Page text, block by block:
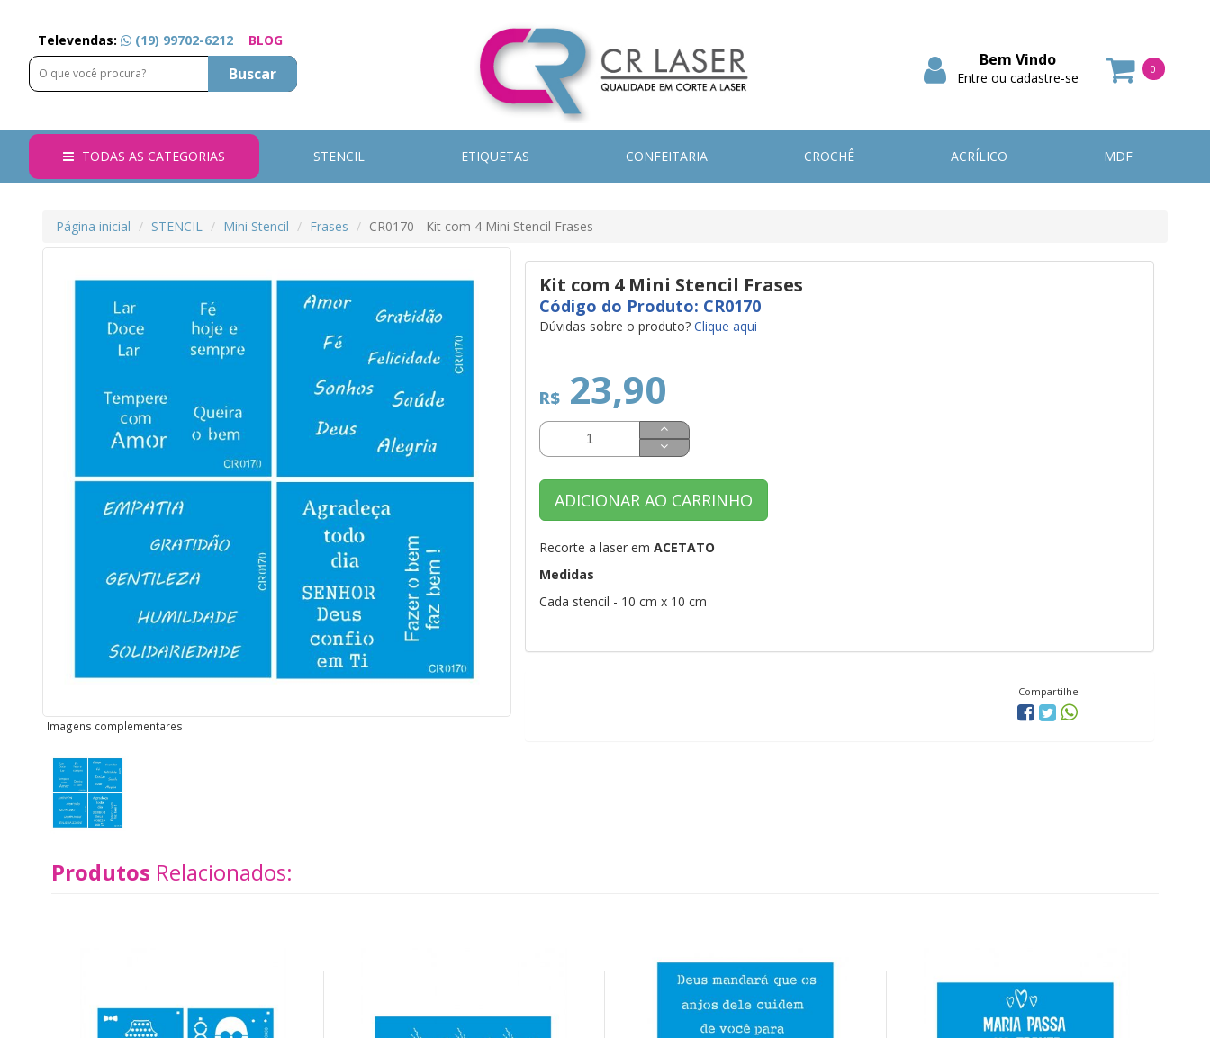
Televendas: (19) 99702-6212 BLOG
Buscar
0
Bem Vindo
Entre ou cadastre-se
TODAS AS CATEGORIAS STENCIL ETIQUETAS CONFEITARIA CROCHÊ ACRÍLICO MDF
Página inicial STENCIL Mini Stencil Frases CR0170 - Kit com 4 Mini Stencil Frases
Imagens complementares
Kit com 4 Mini Stencil Frases
Código do Produto: CR0170
Dúvidas sobre o produto? Clique aqui
R$ 23,90
ADICIONAR AO CARRINHO
Recorte a laser em ACETATO
Medidas
Cada stencil - 10 cm x 10 cm
Compartilhe
Produtos Relacionados: